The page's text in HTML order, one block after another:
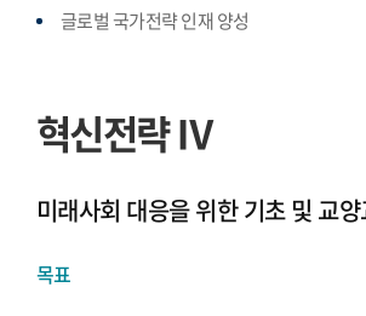
글로벌 국가전략 인재 양성
혁신전략 Ⅳ
미래사회 대응을 위한 기초 및 교
목표